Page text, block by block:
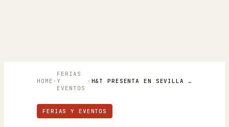
HOME ·
FERIAS
Y
EVENTOS
· H&T PRESENTA EN SEVILLA SU OFERTA PARA LA CONVOCATORIA 2019
FERIAS Y EVENTOS